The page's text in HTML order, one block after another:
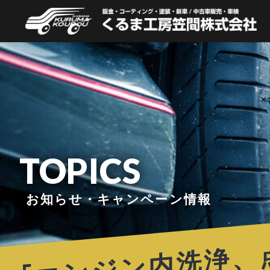
TOPICS
お知らせ・キャンペーン情報